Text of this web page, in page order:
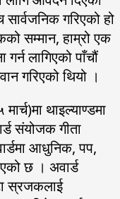
सार्वजनिक गरिएको हो
सम्मान, हाम्रो एक
लागिएको पाँचौं
गरिएको थियो ।
थाइल्याण्डमा
संयोजक गीता
आधुनिक, पप,
छ । अवार्ड
स्रजकलाई